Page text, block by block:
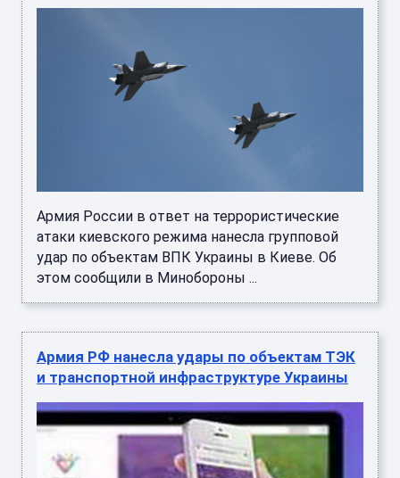
Армия России в ответ на террористические
атаки киевского режима нанесла групповой
удар по объектам ВПК Украины в Киеве. Об
этом сообщили в Минобороны ...
Армия РФ нанесла удары по объектам ТЭК
и транспортной инфраструктуре Украины